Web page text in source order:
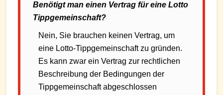
Benötigt man einen Vertrag für eine Lotto
Tippgemeinschaft?
Nein, Sie brauchen keinen Vertrag, um
eine Lotto-Tippgemeinschaft zu gründen.
Es kann zwar ein Vertrag zur rechtlichen
Beschreibung der Bedingungen der
Tippgemeinschaft abgeschlossen